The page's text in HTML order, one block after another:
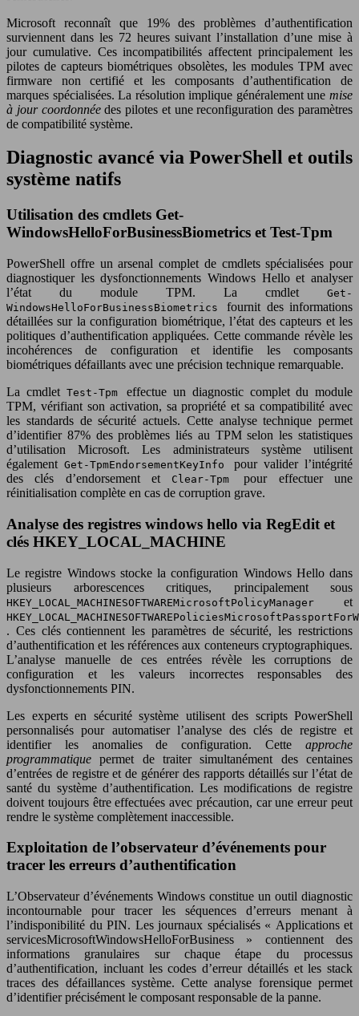
Microsoft reconnaît que 19% des problèmes d’authentification
surviennent dans les 72 heures suivant l’installation d’une mise à
jour cumulative. Ces incompatibilités affectent principalement les
pilotes de capteurs biométriques obsolètes, les modules TPM avec
firmware non certifié et les composants d’authentification de
marques spécialisées. La résolution implique généralement une mise
à jour coordonnéedes pilotes et une reconfiguration des paramètres
de compatibilité système.
Diagnostic avancé via PowerShell et outils
système natifs
Utilisation des cmdlets Get-
WindowsHelloForBusinessBiometrics et Test-Tpm
PowerShell offre un arsenal complet de cmdlets spécialisées pour
diagnostiquer les dysfonctionnements Windows Hello et analyser
l’état du module TPM. La cmdlet Get-
WindowsHelloForBusinessBiometricsfournit des informations
détaillées sur la configuration biométrique, l’état des capteurs et les
politiques d’authentification appliquées. Cette commande révèle les
incohérences de configuration et identifie les composants
biométriques défaillants avec une précision technique remarquable.
La cmdlet Test-Tpmeffectue un diagnostic complet du module
TPM, vérifiant son activation, sa propriété et sa compatibilité avec
les standards de sécurité actuels. Cette analyse technique permet
d’identifier 87% des problèmes liés au TPM selon les statistiques
d’utilisation Microsoft. Les administrateurs système utilisent
également Get-TpmEndorsementKeyInfo pour valider l’intégrité
des clés d’endorsement et
Clear-Tpmpour effectuer une
réinitialisation complète en cas de corruption grave.
Analyse des registres windows hello via RegEdit et
clés HKEY_LOCAL_MACHINE
Le registre Windows stocke la configuration Windows Hello dans
plusieurs arborescences critiques, principalement sous
HKEY_LOCAL_MACHINESOFTWAREMicrosoftPolicyManager et
. Ces clés contiennent les paramètres de sécurité, les restrictions
d’authentification et les références aux conteneurs cryptographiques.
L’analyse manuelle de ces entrées révèle les corruptions de
configuration et les valeurs incorrectes responsables des
dysfonctionnements PIN.
Les experts en sécurité système utilisent des scripts PowerShell
personnalisés pour automatiser l’analyse des clés de registre et
identifier les anomalies de configuration. Cette approche
programmatiquepermet de traiter simultanément des centaines
d’entrées de registre et de générer des rapports détaillés sur l’état de
santé du système d’authentification. Les modifications de registre
doivent toujours être effectuées avec précaution, car une erreur peut
rendre le système complètement inaccessible.
Exploitation de l’observateur d’événements pour
tracer les erreurs d’authentification
L’Observateur d’événements Windows constitue un outil diagnostic
incontournable pour tracer les séquences d’erreurs menant à
l’indisponibilité du PIN. Les journaux spécialisés « Applications et
servicesMicrosoftWindowsHelloForBusiness » contiennent des
informations granulaires sur chaque étape du processus
d’authentification, incluant les codes d’erreur détaillés et les stack
traces des défaillances système. Cette analyse forensique permet
d’identifier précisément le composant responsable de la panne.